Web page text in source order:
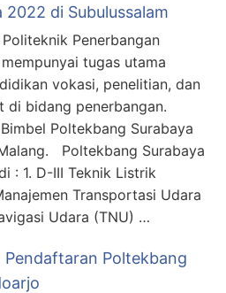
di Subulussalam
Penerbangan
tugas utama
vokasi, penelitian, dan
di bidang penerbangan.
Poltekbang Surabaya
Poltekbang Surabaya
: 1. D-III Teknik Listrik
Transportasi Udara
Udara (TNU) …
Pendaftaran Poltekbang